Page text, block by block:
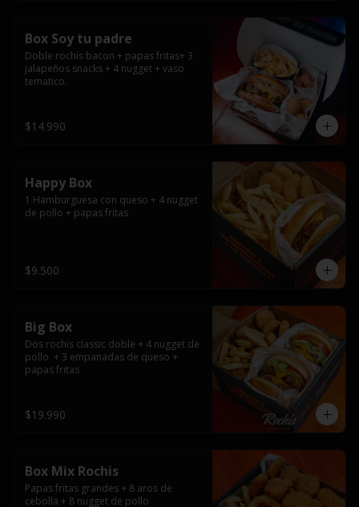
Box Soy tu padre
Doble rochis bacon + papas fritas+ 3
jalapeños snacks + 4 nugget + vaso
tematico.
$14.990
Happy Box
1 Hamburguesa con queso + 4 nugget
de pollo + papas fritas
$9.500
Big Box
Dos rochis classic doble + 4 nugget de
pollo  + 3 empanadas de queso +
papas fritas
$19.990
Box Mix Rochis
Papas fritas grandes + 8 aros de
cebolla + 8 nugget de pollo